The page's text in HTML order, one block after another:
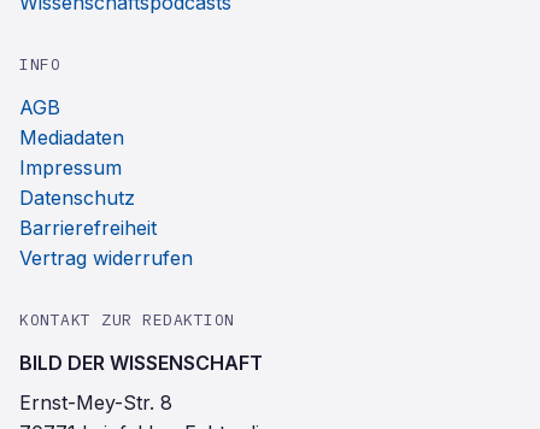
INFO
AGB
Mediadaten
Impressum
Datenschutz
Barrierefreiheit
Vertrag widerrufen
KONTAKT ZUR REDAKTION
BILD DER WISSENSCHAFT
Ernst-Mey-Str. 8